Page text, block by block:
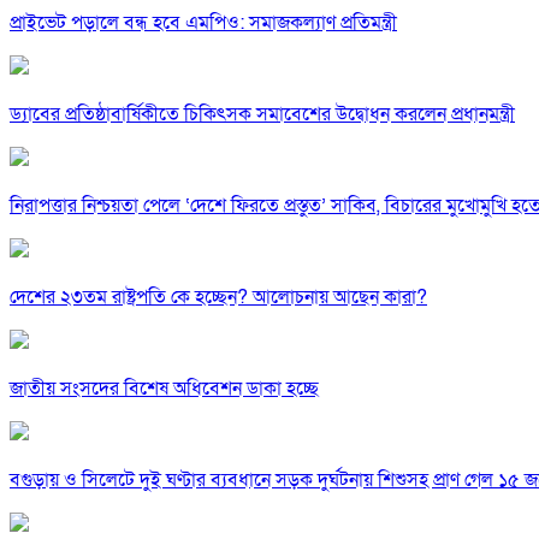
প্রাইভেট পড়ালে বন্ধ হবে এমপিও: সমাজকল্যাণ প্রতিমন্ত্রী
ড্যাবের প্রতিষ্ঠাবার্ষিকীতে চিকিৎসক সমাবেশের উদ্বোধন করলেন প্রধানমন্ত্রী
নিরাপত্তার নিশ্চয়তা পেলে ‘দেশে ফিরতে প্রস্তুত’ সাকিব, বিচারের মুখোমুখি
দেশের ২৩তম রাষ্ট্রপতি কে হচ্ছেন? আলোচনায় আছেন কারা?
জাতীয় সংসদের বিশেষ অধিবেশন ডাকা হচ্ছে
বগুড়ায় ও সিলেটে দুই ঘণ্টার ব্যবধানে সড়ক দুর্ঘটনায় শিশুসহ প্রাণ গেল ১৫